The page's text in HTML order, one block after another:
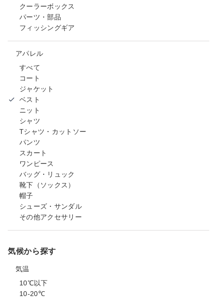
クーラーボックス
パーツ・部品
フィッシングギア
アパレル
すべて
コート
ジャケット
ベスト
ニット
シャツ
Tシャツ・カットソー
パンツ
スカート
ワンピース
バッグ・リュック
靴下（ソックス）
帽子
シューズ・サンダル
その他アクセサリー
気候から探す
気温
10℃以下
10-20℃